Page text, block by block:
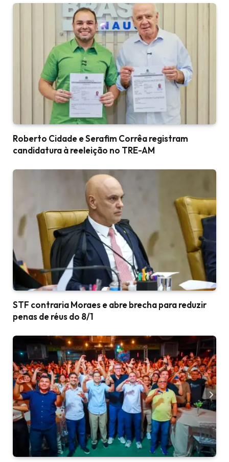
Roberto Cidade e Serafim Corrêa registram
candidatura à reeleição no TRE-AM
STF contraria Moraes e abre brecha para reduzir
penas de réus do 8/1